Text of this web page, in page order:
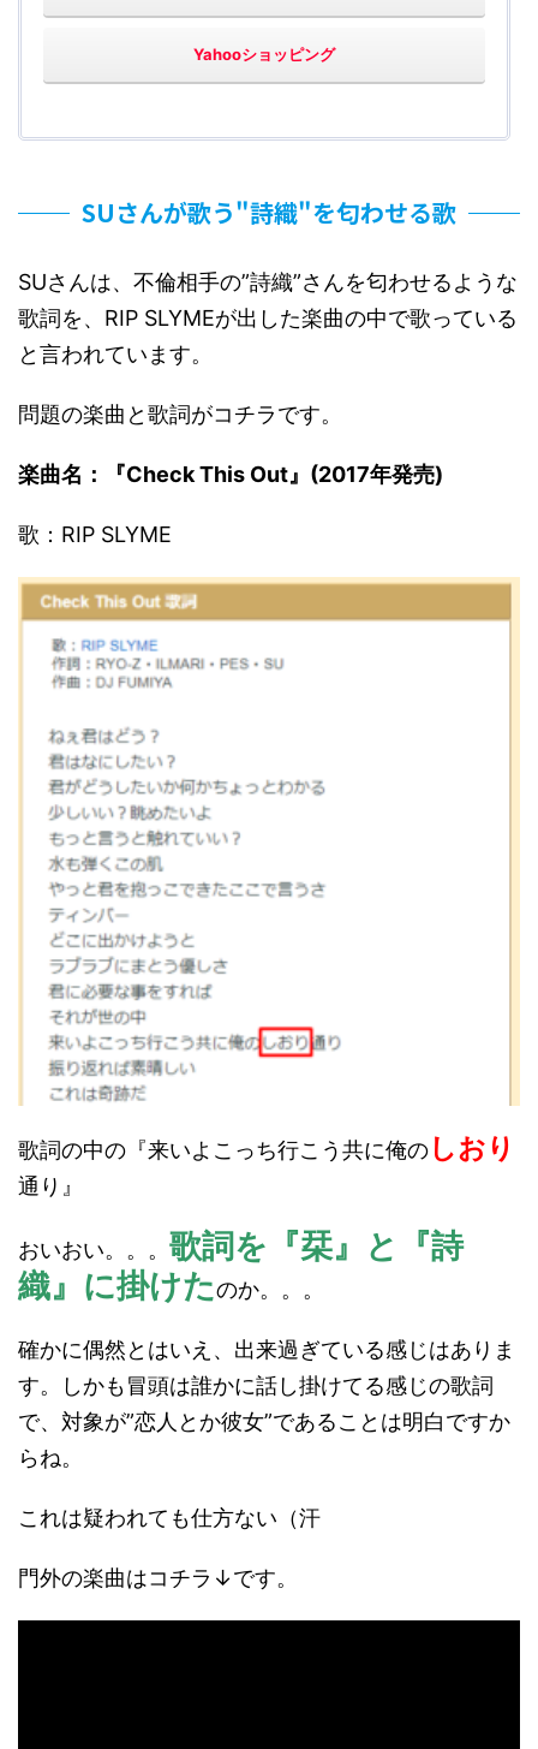
Yahooショッピング
SUさんが歌う"詩織"を匂わせる歌
SUさんは、不倫相手の”詩織”さんを匂わせるような
歌詞を、RIP SLYMEが出した楽曲の中で歌っている
と言われています。
問題の楽曲と歌詞がコチラです。
楽曲名：『Check This Out』(2017年発売)
歌：RIP SLYME
歌詞の中の『来いよこっち行こう共に俺の しおり
通り』
おいおい。。。 歌詞を『栞』と『詩
織』に掛けたのか。。。
確かに偶然とはいえ、出来過ぎている感じはありま
す。しかも冒頭は誰かに話し掛けてる感じの歌詞
で、対象が”恋人とか彼女”であることは明白ですか
らね。
これは疑われても仕方ない（汗
門外の楽曲はコチラ↓です。